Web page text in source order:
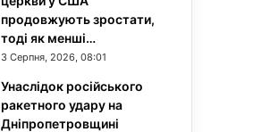
продовжують зростати,
тоді як менші…
3 Серпня, 2026, 08:01
Унаслідок російського
ракетного удару на
Дніпропетровщині